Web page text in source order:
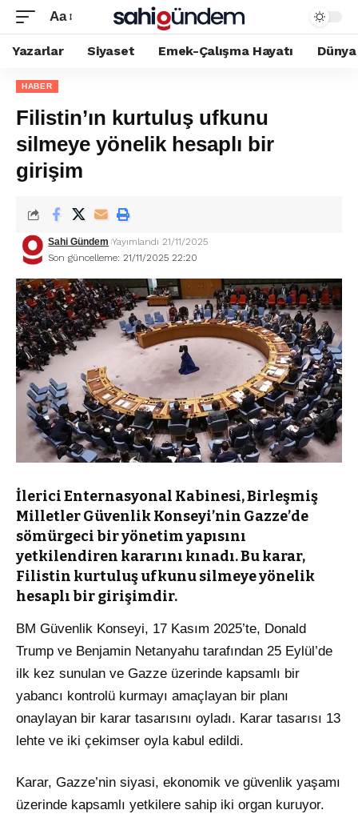
Aa
Yazarlar Siyaset Emek-Çalışma Hayatı Dünya
HABER
Filistin’ın kurtuluş ufkunu
silmeye yönelik hesaplı bir
girişim
Son güncelleme: 21/11/2025 22:20
Sahi Gündem Yayımlandı 21/11/2025
İlerici Enternasyonal Kabinesi, Birleşmiş
Milletler Güvenlik Konseyi’nin Gazze’de
sömürgeci bir yönetim yapısını
yetkilendiren kararını kınadı. Bu karar,
Filistin kurtuluş ufkunu silmeye yönelik
hesaplı bir girişimdir.
BM Güvenlik Konseyi, 17 Kasım 2025’te, Donald
Trump ve Benjamin Netanyahu tarafından 25 Eylül’de
ilk kez sunulan ve Gazze üzerinde kapsamlı bir
yabancı kontrolü kurmayı amaçlayan bir planı
onaylayan bir karar tasarısını oyladı. Karar tasarısı 13
lehte ve iki çekimser oyla kabul edildi.
Karar, Gazze’nin siyasi, ekonomik ve güvenlik yaşamı
üzerinde kapsamlı yetkilere sahip iki organ kuruyor.